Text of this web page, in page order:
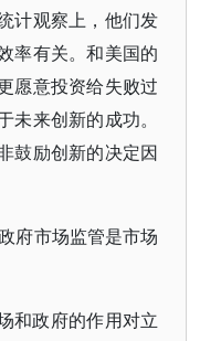
计观察上，他们发
率有关。和美国的
愿意投资给失败过
来创新的成功。
鼓励创新的决定因
府市场监管是市场
和政府的作用对立